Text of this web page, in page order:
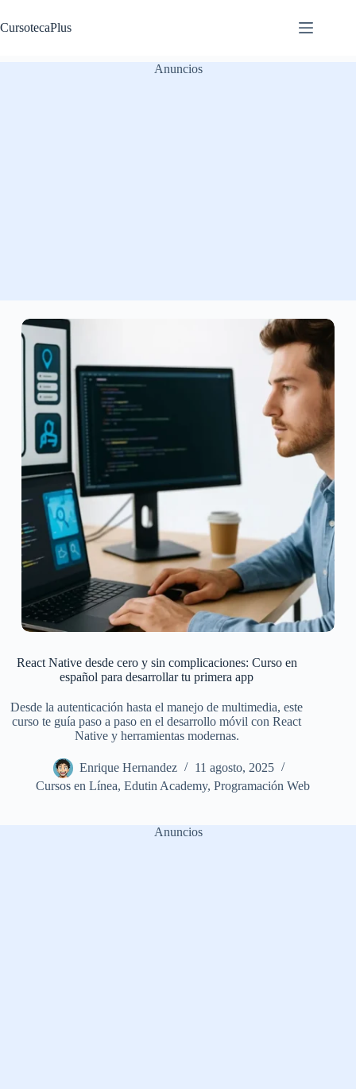
al
contenido
CursotecaPlus
Anuncios
React Native desde cero y sin complicaciones: Curso en
español para desarrollar tu primera app
Desde la autenticación hasta el manejo de multimedia, este
curso te guía paso a paso en el desarrollo móvil con React
Native y herramientas modernas.
Enrique Hernandez
11 agosto, 2025
Cursos en Línea, Edutin Academy, Programación Web
Anuncios